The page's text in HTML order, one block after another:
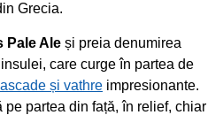
Grecia.
Pale Ale și preia denumirea
care curge în partea de
și vathre impresionante.
pe partea din față, în relief, chiar